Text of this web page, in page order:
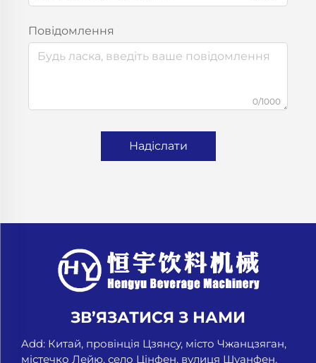
Повідомлення
0/1000
Надіслати
ЗВ’ЯЗАТИСЯ З НАМИ
Add: Китай, провінція Цзянсу, місто Чжанцзяган,
містечко Лейю, село Цінфен, вулиця Шуанфен,